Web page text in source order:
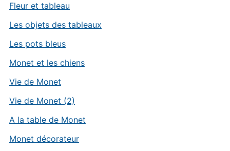
Fleur et tableau
Les objets des tableaux
Les pots bleus
Monet et les chiens
Vie de Monet
Vie de Monet (2)
A la table de Monet
Monet décorateur